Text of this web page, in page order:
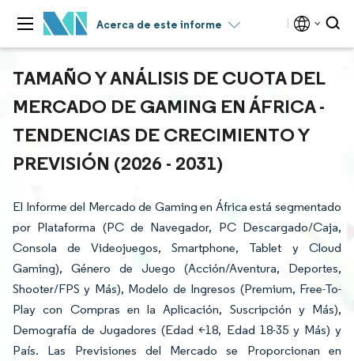
Acerca de este informe
TAMAÑO Y ANÁLISIS DE CUOTA DEL
MERCADO DE GAMING EN ÁFRICA -
TENDENCIAS DE CRECIMIENTO Y
PREVISIÓN (2026 - 2031)
El Informe del Mercado de Gaming en África está segmentado
por Plataforma (PC de Navegador, PC Descargado/Caja,
Consola de Videojuegos, Smartphone, Tablet y Cloud
Gaming), Género de Juego (Acción/Aventura, Deportes,
Shooter/FPS y Más), Modelo de Ingresos (Premium, Free-To-
Play con Compras en la Aplicación, Suscripción y Más),
Demografía de Jugadores (Edad <18, Edad 18-35 y Más) y
País. Las Previsiones del Mercado se Proporcionan en